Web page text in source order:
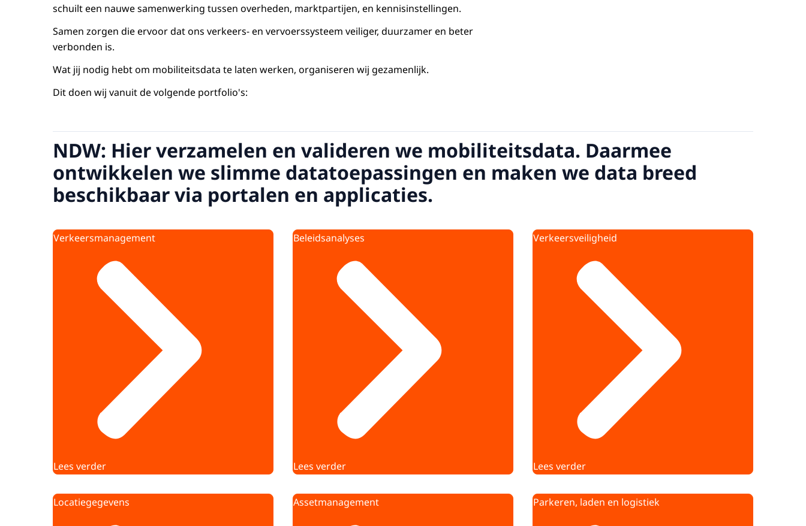
schuilt een nauwe samenwerking tussen overheden, marktpartijen, en kennisinstellingen.
Samen zorgen die ervoor dat ons verkeers- en vervoerssysteem veiliger, duurzamer en beter
verbonden is.
Wat jij nodig hebt om mobiliteitsdata te laten werken, organiseren wij gezamenlijk.
Dit doen wij vanuit de volgende portfolio's:
NDW: Hier verzamelen en valideren we mobiliteitsdata. Daarmee
ontwikkelen we slimme datatoepassingen en maken we data breed
beschikbaar via portalen en applicaties.
Verkeersmanagement
Lees verder
Beleidsanalyses
Lees verder
Verkeersveiligheid
Lees verder
Locatiegegevens Assetmanagement Parkeren, laden en logistiek